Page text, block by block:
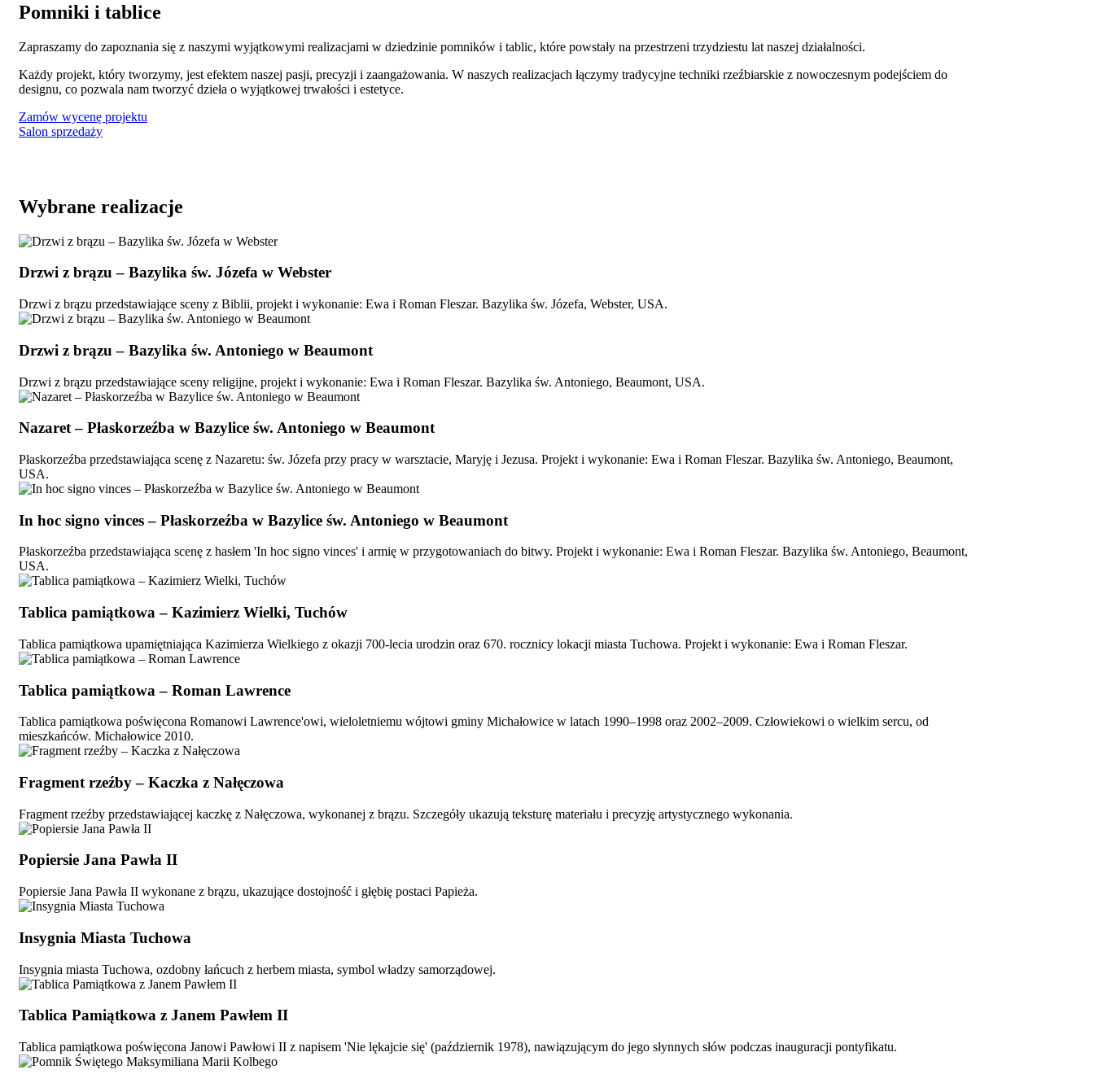
Pomniki i tablice
Zapraszamy do zapoznania się z naszymi wyjątkowymi realizacjami w dziedzinie pomników i tablic, które powstały na przestrzeni trzydziestu lat naszej działalności.
Każdy projekt, który tworzymy, jest efektem naszej pasji, precyzji i zaangażowania. W naszych realizacjach łączymy tradycyjne techniki rzeźbiarskie z nowoczesnym podejściem do
designu, co pozwala nam tworzyć dzieła o wyjątkowej trwałości i estetyce.
Zamów wycenę projektu
Salon sprzedaży
Wybrane realizacje
Drzwi z brązu – Bazylika św. Józefa w Webster
Drzwi z brązu przedstawiające sceny z Biblii, projekt i wykonanie: Ewa i Roman Fleszar. Bazylika św. Józefa, Webster, USA.
Drzwi z brązu – Bazylika św. Antoniego w Beaumont
Drzwi z brązu przedstawiające sceny religijne, projekt i wykonanie: Ewa i Roman Fleszar. Bazylika św. Antoniego, Beaumont, USA.
Nazaret – Płaskorzeźba w Bazylice św. Antoniego w Beaumont
Płaskorzeźba przedstawiająca scenę z Nazaretu: św. Józefa przy pracy w warsztacie, Maryję i Jezusa. Projekt i wykonanie: Ewa i Roman Fleszar. Bazylika św. Antoniego, Beaumont,
USA.
In hoc signo vinces – Płaskorzeźba w Bazylice św. Antoniego w Beaumont
Płaskorzeźba przedstawiająca scenę z hasłem 'In hoc signo vinces' i armię w przygotowaniach do bitwy. Projekt i wykonanie: Ewa i Roman Fleszar. Bazylika św. Antoniego, Beaumont,
USA.
Tablica pamiątkowa – Kazimierz Wielki, Tuchów
Tablica pamiątkowa upamiętniająca Kazimierza Wielkiego z okazji 700-lecia urodzin oraz 670. rocznicy lokacji miasta Tuchowa. Projekt i wykonanie: Ewa i Roman Fleszar.
Tablica pamiątkowa – Roman Lawrence
Tablica pamiątkowa poświęcona Romanowi Lawrence'owi, wieloletniemu wójtowi gminy Michałowice w latach 1990–1998 oraz 2002–2009. Człowiekowi o wielkim sercu, od
mieszkańców. Michałowice 2010.
Fragment rzeźby – Kaczka z Nałęczowa
Fragment rzeźby przedstawiającej kaczkę z Nałęczowa, wykonanej z brązu. Szczegóły ukazują teksturę materiału i precyzję artystycznego wykonania.
Popiersie Jana Pawła II
Popiersie Jana Pawła II wykonane z brązu, ukazujące dostojność i głębię postaci Papieża.
Insygnia Miasta Tuchowa
Insygnia miasta Tuchowa, ozdobny łańcuch z herbem miasta, symbol władzy samorządowej.
Tablica Pamiątkowa z Janem Pawłem II
Tablica pamiątkowa poświęcona Janowi Pawłowi II z napisem 'Nie lękajcie się' (październik 1978), nawiązującym do jego słynnych słów podczas inauguracji pontyfikatu.